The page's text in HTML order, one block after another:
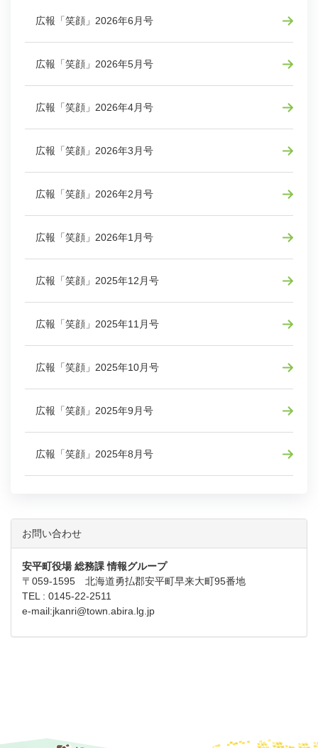
広報「笑顔」2026年6月号
広報「笑顔」2026年5月号
広報「笑顔」2026年4月号
広報「笑顔」2026年3月号
広報「笑顔」2026年2月号
広報「笑顔」2026年1月号
広報「笑顔」2025年12月号
広報「笑顔」2025年11月号
広報「笑顔」2025年10月号
広報「笑顔」2025年9月号
広報「笑顔」2025年8月号
お問い合わせ
安平町役場 総務課 情報グループ
〒059-1595 北海道勇払郡安平町早来大町95番地
TEL : 0145-22-2511
e-mail:jkanri@town.abira.lg.jp